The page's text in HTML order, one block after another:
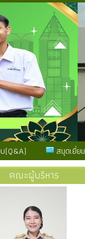
(Q&A) สมุดเยี่ยม
คณะผู้บริหาร